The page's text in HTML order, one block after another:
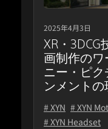
2025年4月3日
XR・
画制作のワ
ニー・ピ
ンメントの
# XYN # XYN
# XYN Headset